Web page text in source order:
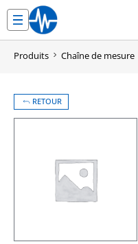
contenu
Produits Chaîne de mesure
RETOUR